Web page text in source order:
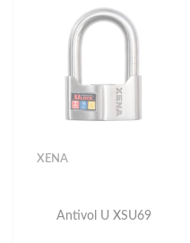
XENA
Antivol U XSU69